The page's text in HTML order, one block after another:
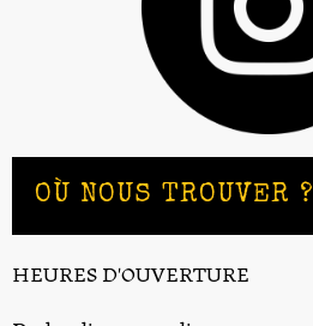
OÙ NOUS TROUVER ?
HEURES D'OUVERTURE